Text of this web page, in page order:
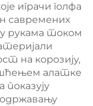
играчи голфа
савремених
рукама током
на корозију,
алатке
показују